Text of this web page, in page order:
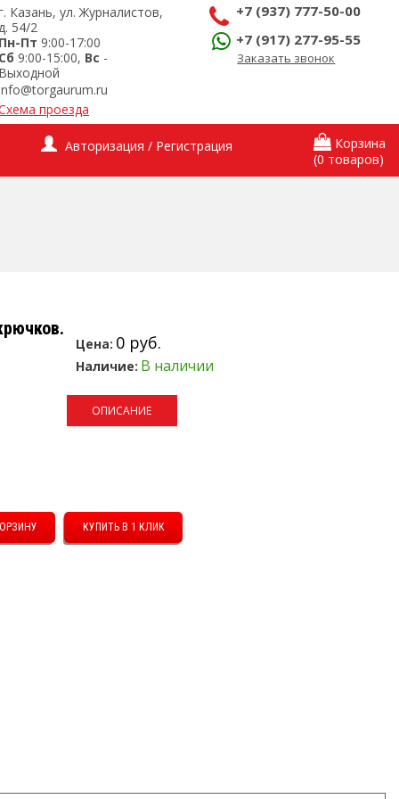
Казань, ул. Журналистов,
54/2
Пн-Пт 9:00-17:00
Сб 9:00-15:00, Вс -
Выходной
проезда
+7 (937) 777-50-00
+7 (917) 277-95-55
Заказать звонок
Авторизация / Регистрация
Корзина
(0 товаров)
Цена: 0 руб.
Наличие: В наличии
ОПИСАНИЕ
КУПИТЬ В 1 КЛИК